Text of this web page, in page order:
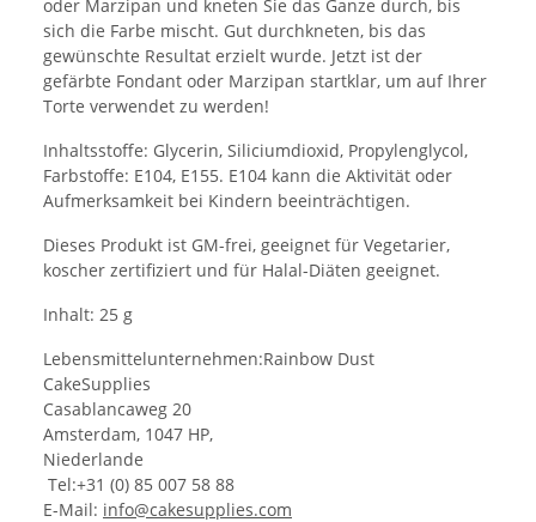
oder Marzipan und kneten Sie das Ganze durch, bis
sich die Farbe mischt. Gut durchkneten, bis das
gewünschte Resultat erzielt wurde. Jetzt ist der
gefärbte Fondant oder Marzipan startklar, um auf Ihrer
Torte verwendet zu werden!
Inhaltsstoffe: Glycerin, Siliciumdioxid, Propylenglycol,
Farbstoffe: E104, E155. E104 kann die Aktivität oder
Aufmerksamkeit bei Kindern beeinträchtigen.
Dieses Produkt ist GM-frei, geeignet für Vegetarier,
koscher zertifiziert und für Halal-Diäten geeignet.
Inhalt: 25 g
Lebensmittelunternehmen:Rainbow Dust
CakeSupplies
Casablancaweg 20
Amsterdam, 1047 HP,
Niederlande
Tel:+31 (0) 85 007 58 88
E-Mail: info@cakesupplies.com